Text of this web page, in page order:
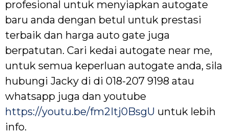
profesional untuk menyiapkan autogate
baru anda dengan betul untuk prestasi
terbaik dan harga auto gate juga
berpatutan. Cari kedai autogate near me,
untuk semua keperluan autogate anda, sila
hubungi Jacky di di 018-207 9198 atau
whatsapp juga dan youtube
https://youtu.be/fm2Itj0BsgU untuk lebih
info.